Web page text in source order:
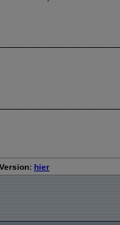
Version: hier